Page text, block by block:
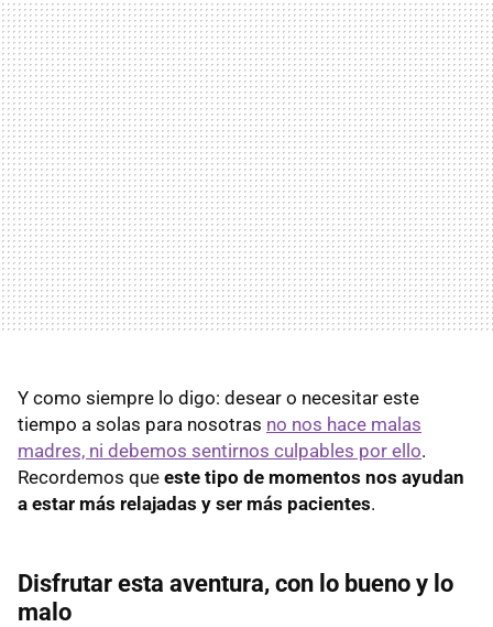
Y como siempre lo digo: desear o necesitar este
tiempo a solas para nosotras no nos hace malas
madres, ni debemos sentirnos culpables por ello.
Recordemos que este tipo de momentos nos ayudan
a estar más relajadas y ser más pacientes.
Disfrutar esta aventura, con lo bueno y lo
malo